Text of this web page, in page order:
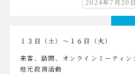
2024年7月20日
１３日（土）～１６日（火）
来客、訪問、オンラインミーティン
地元政務活動